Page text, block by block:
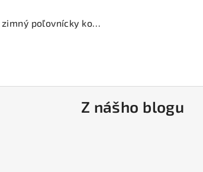
Deerhunter Muflon Winter Set - zimný poľovnícky komplet
Z nášho blogu